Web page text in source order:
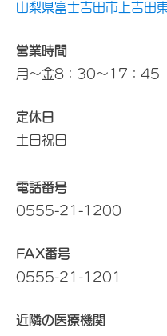
山梨県富士吉田市上吉田
営業時間
月～金8：30～17：45
定休日
土日祝日
電話番号
0555-21-1200
FAX番号
0555-21-1201
近隣の医療機関